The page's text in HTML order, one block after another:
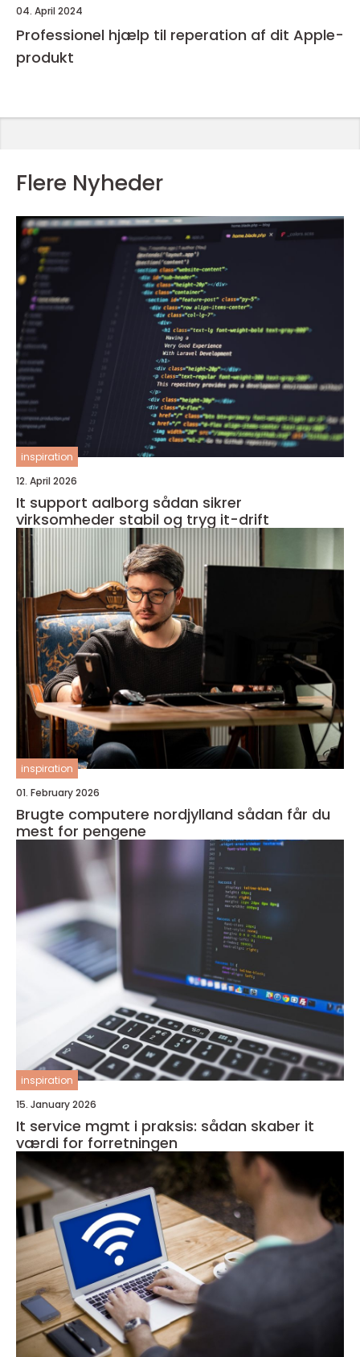
04. April 2024
Professionel hjælp til reperation af dit Apple-
produkt
Flere Nyheder
inspiration
12. April 2026
It support aalborg sådan sikrer
virksomheder stabil og tryg it-drift
inspiration
01. February 2026
Brugte computere nordjylland sådan får du
mest for pengene
inspiration
15. January 2026
It service mgmt i praksis: sådan skaber it
værdi for forretningen